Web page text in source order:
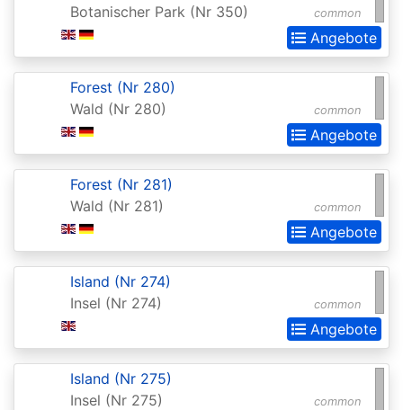
Battle
for
Zendikar
Battlebond
Beta
Betrayers
Kamigawa
Bloomburrow
Bloomburrow:
Extras
common
Botanischer Park (Nr 350)
Angebote
common
Forest (Nr 280)
Wald (Nr 280)
Angebote
common
Forest (Nr 281)
Wald (Nr 281)
Angebote
common
Island (Nr 274)
Insel (Nr 274)
Angebote
common
Island (Nr 275)
Insel (Nr 275)